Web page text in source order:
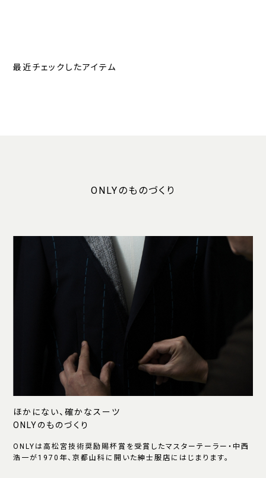
最近チェックしたアイテム
ONLYのものづくり
ほかにない、確かなスーツ
ONLYのものづくり
ONLYは高松宮技術奨励賜杯賞を受賞したマスターテーラー・中西
浩一が1970年、京都山科に開いた紳士服店にはじまります。